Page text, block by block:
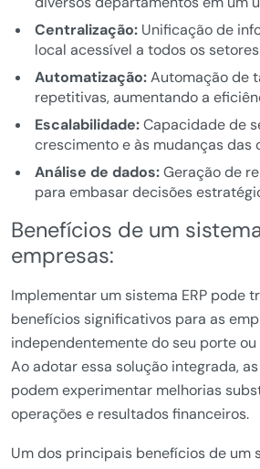
Centralização:Unificação de
local acessível a todos os
Automatização:Automação de
repetitivas, aumentando a
Escalabilidade:Capacidade de
crescimento e às mudanças das
Análise de dados:Geração de
para embasar decisões
Benefícios de um
empresas:
Implementar um sistema ERP pode
benefícios significativos para as
independentemente do seu porte
Ao adotar essa solução integrada,
podem experimentar melhorias
operações e resultados financeiros.
Um dos principais benefícios de um